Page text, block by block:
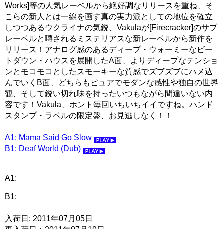
Works]等の人気レーベルから絶好調なリリースを重ね、そ
こらの新人とは一線を画す真の実力派としての地位を確立
しつつあるウクライナの気鋭、Vakulaが[Firecracker]のサブ
レーベルと噂されるミステリアスな新レーベルから新作を
リリース！アナログ感のあるディープ・ウォーミーなビー
トダウン・ハウスを展開したA面、よりディープなテンショ
ンとモコモコとしたスモーキーな質感でズブズブにハメ込
んでいくB面、どちらもピュアでモダンな感性や独自の世界
観、そして鋭い切れ味を持ったいつもながら間違いない内
容です！Vakula、ホント毎回いちいちイイですね。ハンド
スタンプ・ラベルの限定盤、お見逃しなく！！
A1: Mama Said Go Slow
B1: Deaf World (Dub)
A1:
B1:
入荷日: 2011年07月05日